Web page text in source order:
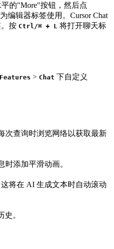
平的"More"按钮，然后点
编辑器标签使用。Cursor Chat
按 Ctrl/⌘ + L 将打开聊天标
Features > Chat 下自定义
次查询时浏览网络以获取最新
时添加平滑动画。
将在 AI 生成文本时自动滚动
。